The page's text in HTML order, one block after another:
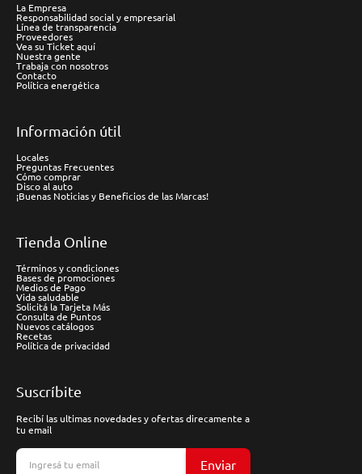
La Empresa
Responsabilidad social y empresarial
Línea de transparencia
Proveedores
Vea su Ticket aquí
Nuestra gente
Trabaja con nosotros
Contacto
Política energética
Información útil
Locales
Preguntas Frecuentes
Cómo comprar
Disco al auto
¡Buenas Noticias y Beneficios de las Marcas!
Tienda Online
Términos y condiciones
Bases de promociones
Medios de Pago
Vida saludable
Solicitá la Tarjeta Más
Consulta de Puntos
Nuevos catálogos
Recetas
Política de privacidad
Suscríbite
Recibí las ultimas novedades y ofertas direcamente a
tu email
Enviar